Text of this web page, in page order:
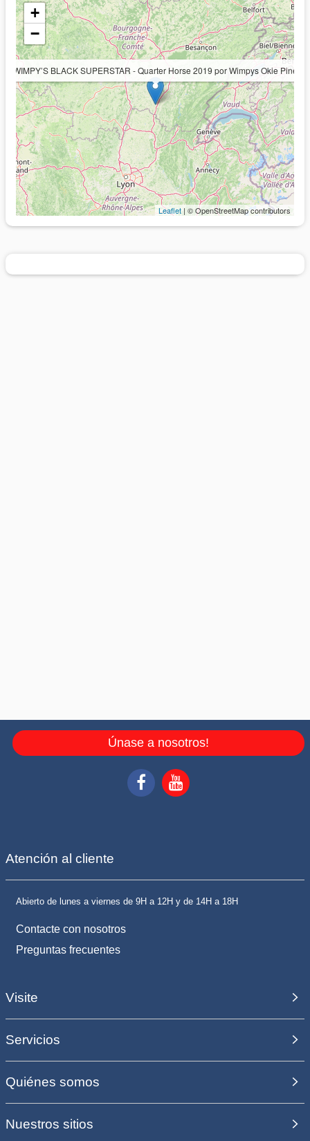
WIMPY’S BLACK SUPERSTAR - Quarter Horse 2019 por Wimpys Okie Pine
+
−
Leaflet | © OpenStreetMap contributors
Únase a nosotros!
Atención al cliente
Abierto de lunes a viernes de 9H a 12H y de 14H a 18H
Contacte con nosotros
Preguntas frecuentes
Visite
Servicios
Quiénes somos
Nuestros sitios